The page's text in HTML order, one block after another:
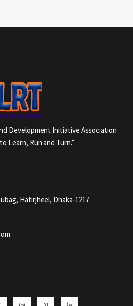
Development Initiative Association
Learn, Run and Turn.”
Hatirjheel, Dhaka-1217